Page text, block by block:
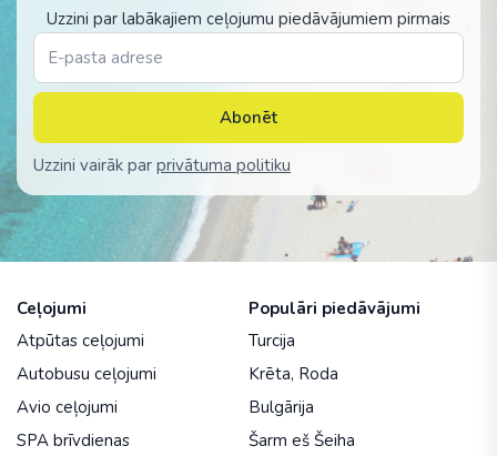
Uzzini par labākajiem ceļojumu piedāvājumiem pirmais
Abonēt
Uzzini vairāk par privātuma politiku
Ceļojumi
Atpūtas ceļojumi
Autobusu ceļojumi
Avio ceļojumi
SPA brīvdienas
Populāri piedāvājumi
Turcija
Krēta, Roda
Bulgārija
Šarm eš Šeiha